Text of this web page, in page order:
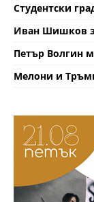
Студентски
Иван Шишков
Петър Волгин
Мелони и